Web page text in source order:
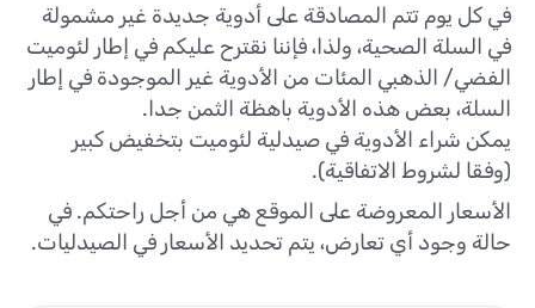
في كل يوم تتم المصادقة على أدوية جديدة غير مشمولة
في السلة الصحية، ولذا، فإننا نقترح عليكم في إطار لئوميت
الفضي/ الذهبي المئات من الأدوية غير الموجودة في إطار
السلة، بعض هذه الأدوية باهظة الثمن جدا.
يمكن شراء الأدوية في صيدلية لئوميت بتخفيض كبير
(وفقا لشروط الاتفاقية).
الأسعار المعروضة على الموقع هي من أجل راحتكم. في
حالة وجود أي تعارض، يتم تحديد الأسعار في الصيدليات.